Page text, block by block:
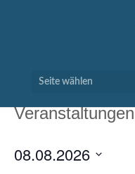
Seite wählen
Veranstaltungen
08.08.2026